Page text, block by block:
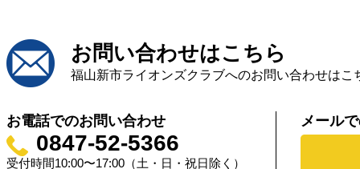
お問い合わせはこちら
福山新市ライオンズクラブへのお問い合わせはこ
お電話でのお問い合わせ
0847-52-5366
受付時間10:00〜17:00（土・日・祝日除く）
メール